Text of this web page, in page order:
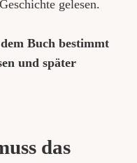
gelesen.
Buch bestimmt
und später
das